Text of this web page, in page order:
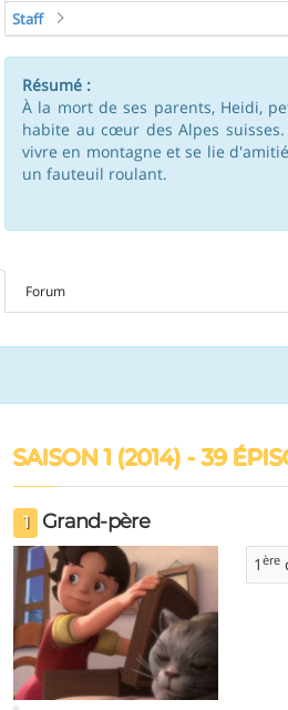
Staff
Résumé :
À la mort de ses parents, Heidi,
habite au cœur des Alpes
vivre en montagne et se lie
un fauteuil roulant.
Forum
SAISON 1 (2014) - 39
1 Grand-père
1 ère